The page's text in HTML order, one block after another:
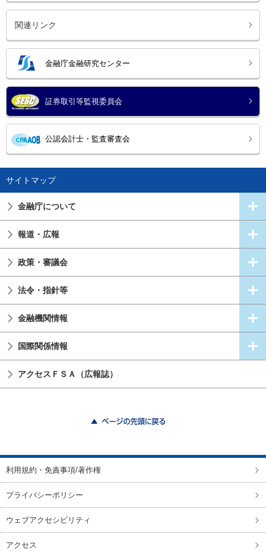
関連リンク
金融庁金融研究センター
証券取引等監視委員会
公認会計士・監査審査会
サイトマップ
金融庁について
報道・広報
政策・審議会
法令・指針等
金融機関情報
国際関係情報
アクセスＦＳＡ（広報誌）
利用規約・免責事項/著作権
プライバシーポリシー
ウェブアクセシビリティ
アクセス